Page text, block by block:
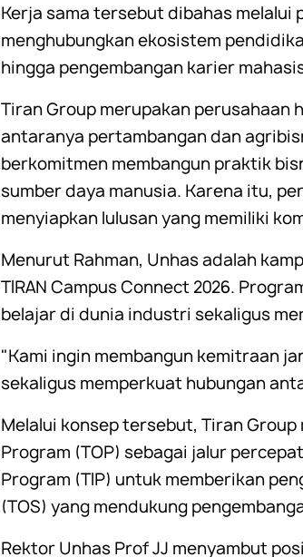
Kerja sama tersebut dibahas melalui
menghubungkan ekosistem
hingga pengembangan karier
Tiran Group merupakan
antaranya pertambangan dan
berkomitmen membangun praktik
sumber daya manusia. Karena itu,
menyiapkan lulusan yang memiliki
Menurut Rahman, Unhas adalah
TIRAN Campus Connect 2026.
belajar di dunia industri sekaligus
"Kami ingin membangun kemitraan
sekaligus memperkuat hubungan
Melalui konsep tersebut, Tiran
Program (TOP) sebagai jalur
Program (TIP) untuk memberikan
(TOS) yang mendukung
Rektor Unhas Prof JJ menyambut